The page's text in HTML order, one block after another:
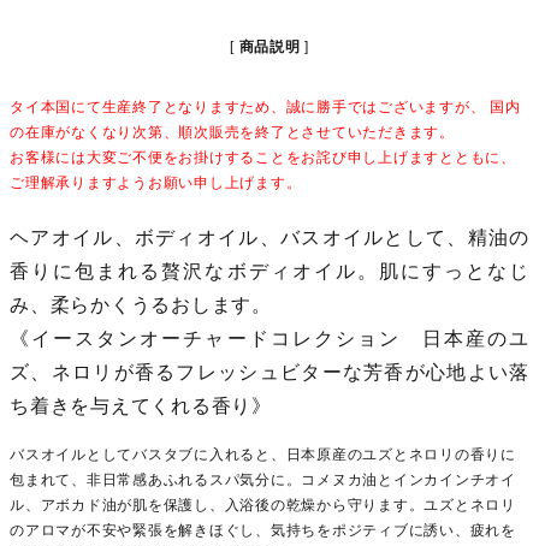
商品説明
タイ本国にて生産終了となりますため、誠に勝手ではございますが、 国内
の在庫がなくなり次第、順次販売を終了とさせていただきます。
お客様には大変ご不便をお掛けすることをお詫び申し上げますとともに、
ご理解承りますようお願い申し上げます。
ヘアオイル、ボディオイル、バスオイルとして、精油の
香りに包まれる贅沢なボディオイル。肌にすっとなじ
み、柔らかくうるおします。
《イースタンオーチャードコレクション 日本産のユ
ズ、ネロリが香るフレッシュビターな芳香が心地よい落
ち着きを与えてくれる香り》
バスオイルとしてバスタブに入れると、日本原産のユズとネロリの香りに
包まれて、非日常感あふれるスパ気分に。コメヌカ油とインカインチオイ
ル、アボカド油が肌を保護し、入浴後の乾燥から守ります。ユズとネロリ
のアロマが不安や緊張を解きほぐし、気持ちをポジティブに誘い、疲れを